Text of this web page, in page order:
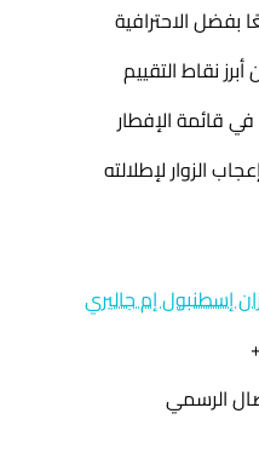
بفضل الاحترافية
نقاط التقييم
قائمة الإفطار
الزوار لإطلالته
إسطنبول إم جاليري
الرسمي